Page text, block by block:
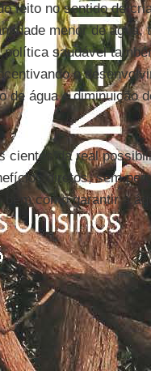
feito no sentido de
menor de
saudável
o
de água e diminuição
cientes da real
diretos, sem
como garantir a